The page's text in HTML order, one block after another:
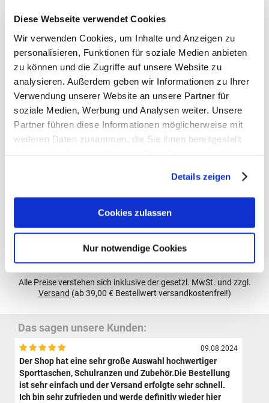
Diese Webseite verwendet Cookies
Wir verwenden Cookies, um Inhalte und Anzeigen zu
personalisieren, Funktionen für soziale Medien anbieten
zu können und die Zugriffe auf unsere Website zu
analysieren. Außerdem geben wir Informationen zu Ihrer
Verwendung unserer Website an unsere Partner für
soziale Medien, Werbung und Analysen weiter. Unsere
Partner führen diese Informationen möglicherweise mit
weiteren Daten zusammen, die Sie ihnen bereitgestellt
Details zeigen
Cookies zulassen
Nur notwendige Cookies
Coocazoo Regenhülle
Artikelbeschreibung Coocazoo Regenhülle
- Gewicht: 60 g
- Passend für alle Coocazoo Schulrucksäcke
- Material: Nylon
- Getapte Nähte
- Reflektierender Aufdruck
- Auffallende Farben für gute Sichtbarkeit
- Befestigung per Gummizug
Tel. 09091-502-0 / E-Mail:hama@hama.de /
Gutscheine bestellen
Alle Preise verstehen sich inklusive der gesetzl. MwSt. und zzgl.
Versand (ab 39,00 € Bestellwert versandkostenfrei!)
Das sagen unsere Kunden:
09.08.2024
Der Shop hat eine sehr große Auswahl hochwertiger
Sporttaschen, Schulranzen und Zubehör.Die Bestellung
ist sehr einfach und der Versand erfolgte sehr schnell.
Ich bin sehr zufrieden und werde definitiv wieder hier